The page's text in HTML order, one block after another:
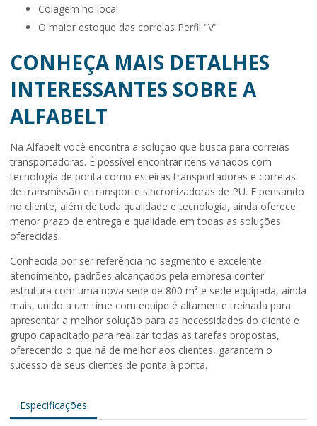
colagem no local
o maior estoque das correias Perfil "V"
CONHEÇA MAIS DETALHES
INTERESSANTES SOBRE A
ALFABELT
Na Alfabelt você encontra a solução que busca para correias
transportadoras. É possível encontrar itens variados com
tecnologia de ponta como esteiras transportadoras e correias
de transmissão e transporte sincronizadoras de PU. E pensando
no cliente, além de toda qualidade e tecnologia, ainda oferece
menor prazo de entrega e qualidade em todas as soluções
oferecidas.
Conhecida por ser referência no segmento e excelente
atendimento, padrões alcançados pela empresa conter
estrutura com uma nova sede de 800 m² e sede equipada, ainda
mais, unido a um time com equipe é altamente treinada para
apresentar a melhor solução para as necessidades do cliente e
grupo capacitado para realizar todas as tarefas propostas,
oferecendo o que há de melhor aos clientes, garantem o
sucesso de seus clientes de ponta à ponta.
Especificações